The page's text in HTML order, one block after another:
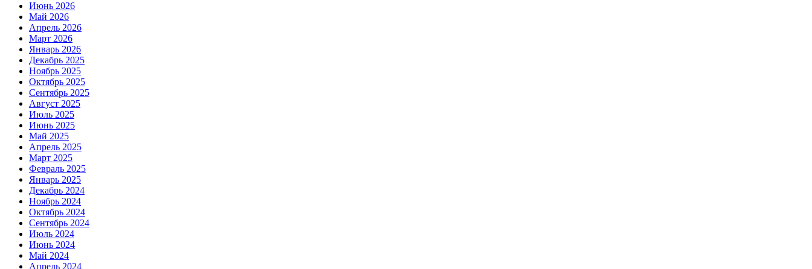
Июнь 2026
Май 2026
Апрель 2026
Март 2026
Январь 2026
Декабрь 2025
Ноябрь 2025
Октябрь 2025
Сентябрь 2025
Август 2025
Июль 2025
Июнь 2025
Май 2025
Апрель 2025
Март 2025
Февраль 2025
Январь 2025
Декабрь 2024
Ноябрь 2024
Октябрь 2024
Сентябрь 2024
Июль 2024
Июнь 2024
Май 2024
Апрель 2024